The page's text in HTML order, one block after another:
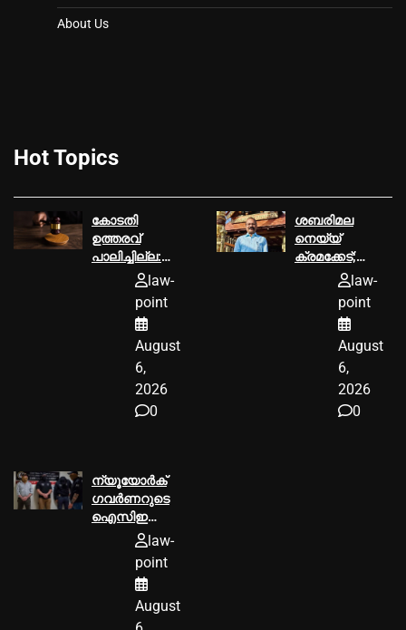
About Us
Hot Topics
കോടതി
ഉത്തരവ്‌
പാലിച്ചില്ല:
മൂവാറ്റുപുഴ
രൂപയുടെ പിഴ
law-
point
August
6,
2026
0
ശബരിമല
നെയ്യ്
ക്രമക്കേട്;
പി.എസ്
പ്രതിയാകും
law-
point
August
6,
2026
0
ന്യൂയോര്‍ക്
ഗവര്‍ണറുടെ
ഐസിഇ
ഫെഡറല്‍
കോടതി
തടഞ്ഞു
law-
point
August